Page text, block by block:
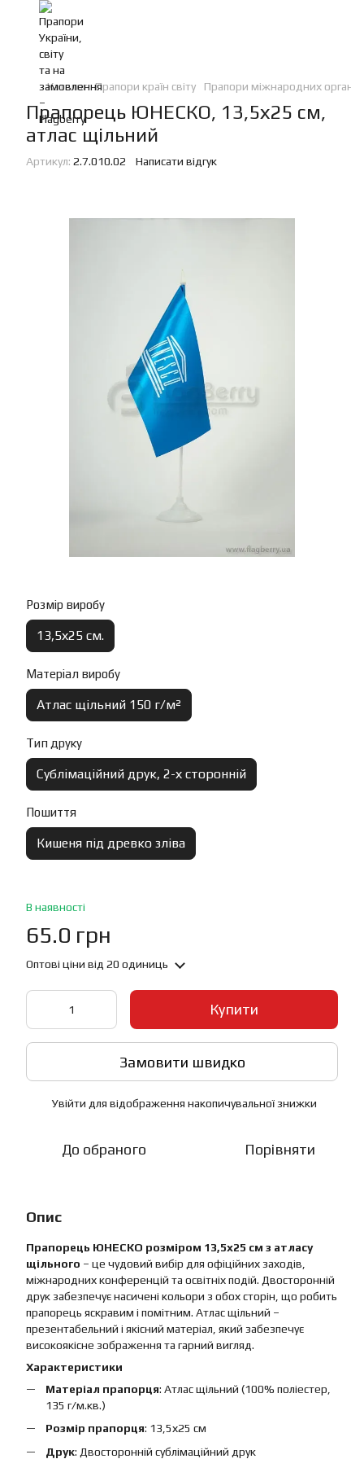
Каталог Прапори країн світу Прапори міжнародних
Прапорець ЮНЕСКО, 13,5х25 см,
атлас щільний
Артикул: 2.7.010.02 Написати відгук
Розмір виробу
13,5х25 см.
Матеріал виробу
Атлас щільний 150 г/м²
Тип друку
Сублімаційний друк, 2-х сторонній
Пошиття
Кишеня під древко зліва
В наявності
65.0 грн
Оптові ціни від 20 одиниць
Купити
Замовити швидко
Увійти для відображення накопичувальної знижки
До обраного Порівняти
Опис
Прапорець ЮНЕСКО розміром 13,5х25 см з атласу
щільного – це чудовий вибір для офіційних заходів,
міжнародних конференцій та освітніх подій. Двосторонній
друк забезпечує насичені кольори з обох сторін, що робить
прапорець яскравим і помітним. Атлас щільний –
презентабельний і якісний матеріал, який забезпечує
високоякісне зображення та гарний вигляд.
Характеристики
Матеріал прапорця: Атлас щільний (100% поліестер,
135 г/м.кв.)
Розмір прапорця: 13,5х25 см
Друк: Двосторонній сублімаційний друк